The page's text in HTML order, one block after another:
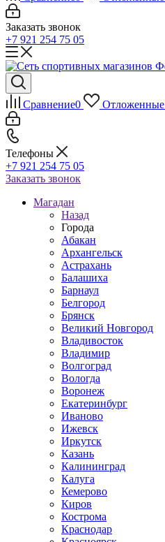
Заказать звонок
+7 921 254 75 05
Сравнение0 Отложенные
Телефоны
+7 921 254 75 05
Заказать звонок
Магадан
Назад
Города
Абакан
Архангельск
Астрахань
Балашиха
Барнаул
Белгород
Брянск
Великий Новгород
Владивосток
Владимир
Волгоград
Вологда
Воронеж
Екатеринбург
Иваново
Ижевск
Иркутск
Казань
Калининград
Калуга
Кемерово
Киров
Кострома
Краснодар